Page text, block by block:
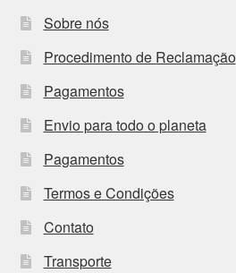
Sobre nós
Procedimento de Reclamação
Pagamentos
Envio para todo o planeta
Pagamentos
Termos e Condições
Contato
Transporte